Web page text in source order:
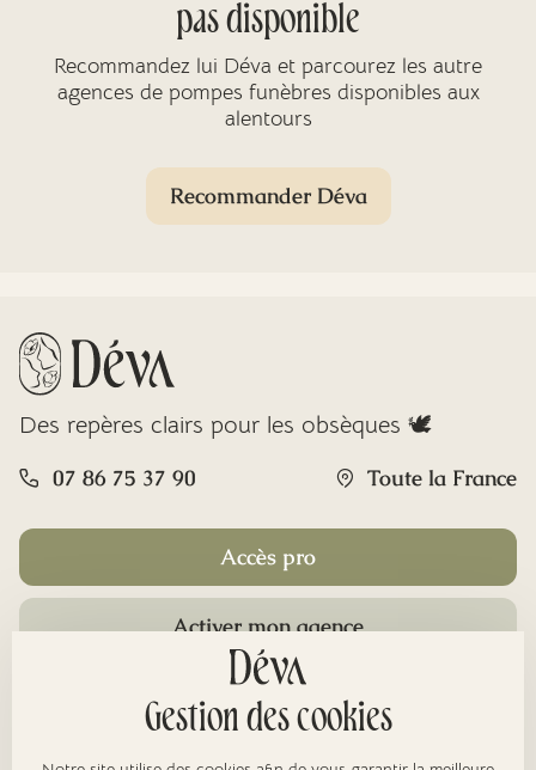
pas disponible
Recommandez lui Déva et parcourez les autre
agences de pompes funèbres disponibles aux
alentours
Recommander Déva
Des repères clairs pour les obsèques 🕊️
07 86 75 37 90 Toute la France
Accès pro
Activer mon agence
Gestion des cookies